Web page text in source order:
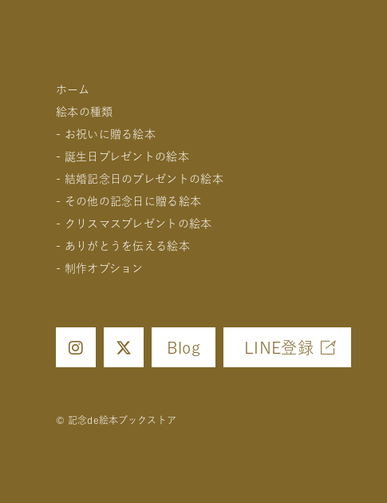
ホーム
絵本の種類
- お祝いに贈る絵本
- 出産祝いの絵本
- 成人祝いの絵本
- 結婚祝いの絵本
- 初節句のお祝いの絵本
- 入園・入学／卒園・卒業祝いの絵本
- 還暦祝いの絵本
- 誕生日プレゼントの絵本
- 1歳の誕生日プレゼントの絵本
- 2歳～6歳の幼児への誕生日プレゼントの絵本
- 小学生の子供への誕生日プレゼントの絵本
- 中学生、高校生、大学生への誕生日プレゼントの絵本
- 20歳の誕生日プレゼントの絵本
- 結婚記念日のプレゼントの絵本
- 妻への結婚記念日の絵本
- 夫への結婚記念日の絵本
- 両親への結婚記念日の絵本
- 友人、知人への結婚記念日の絵本
- その他の記念日に贈る絵本
- 交際記念日のプレゼントの絵本
- 生まれて一万日記念日の絵本
- バレンタインデー / ホワイトデーの絵本
- クリスマスプレゼントの絵本
- 0歳、1歳、2歳のクリスマスプレゼントの絵本
- 3歳、4歳、5歳、6歳の幼児へのクリスマスプレゼントの絵本
- ありがとうを伝える絵本
- 制作オプション
Blog LINE登録
© 記念de絵本ブックストア